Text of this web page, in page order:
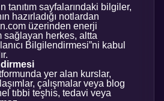
tanıtım sayfalarındaki bilgiler,
hazırladığı notlardan
üzerinden enerji
sağlayan herkes, altta
Bilgilendirmesi”ni kabul
yer alan kurslar,
çalışmalar veya blog
tıbbi teşhis, tedavi veya